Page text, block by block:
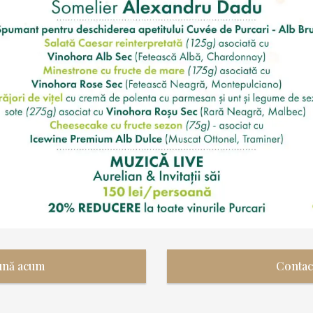
acum